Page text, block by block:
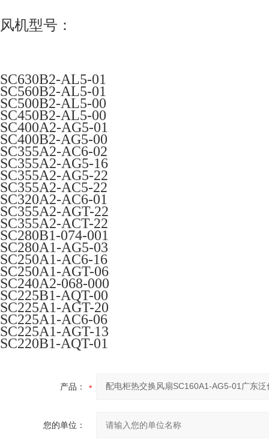
风机型号：
SC630B2-AL5-01
SC560B2-AL5-01
SC500B2-AL5-00
SC450B2-AL5-00
SC400A2-AG5-01
SC400B2-AG5-00
SC355A2-AC6-02
SC355A2-AG5-16
SC355A2-AG5-22
SC355A2-AC5-22
SC320A2-AC6-01
SC355A2-AGT-22
SC355A2-ACT-22
SC280B1-074-001
SC280A1-AG5-03
SC250A1-AC6-16
SC250A1-AGT-06
SC240A2-068-000
SC225B1-AQT-00
SC225A1-AGT-20
SC225A1-AC6-06
SC225A1-AGT-13
SC220B1-AQT-01
产品：
您的单位：